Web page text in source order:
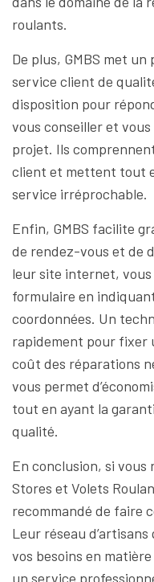
roulants.
De plus, GMBS met
service client de
disposition pour
vous conseiller et
projet. Ils
client et mettent tout
service irréprochable.
Enfin, GMBS facilite
de rendez-vous et de
leur site internet,
formulaire en
coordonnées. Un
rapidement pour fixer
coût des réparations
vous permet
tout en ayant la
qualité.
En conclusion, si
Stores et Volets
recommandé de faire
Leur réseau
vos besoins en
un service